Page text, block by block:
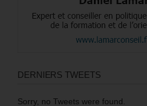
DERNIERS TWEETS
Sorry, no Tweets were found.